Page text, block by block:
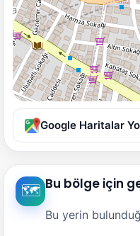
Google Haritalar
🗺️ Bu bölge için
Bu yerin